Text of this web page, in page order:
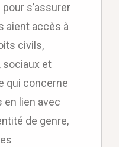
s’assurer
aient accès à
civils,
sociaux et
qui concerne
en lien avec
de genre,